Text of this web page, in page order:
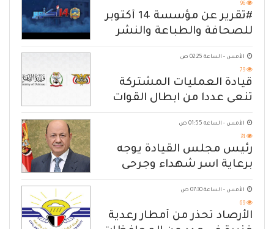
96
#تقرير عن مؤسسة 14 أكتوبر
للصحافة والطباعة والنشر
الأمس - الساعة 02:25 ص
79
قيادة العمليات المشتركة
تنعى عددا من ابطال القوات
المسلحة
الأمس - الساعة 01:55 ص
74
رئيس مجلس القيادة يوجه
برعاية اسر شهداء وجرحى
الهجوم الإرهابي الحوثي والرد
الحازم على مصدر التهديد
الأمس - الساعة 07:30 ص
69
الأرصاد تحذّر من أمطار رعدية